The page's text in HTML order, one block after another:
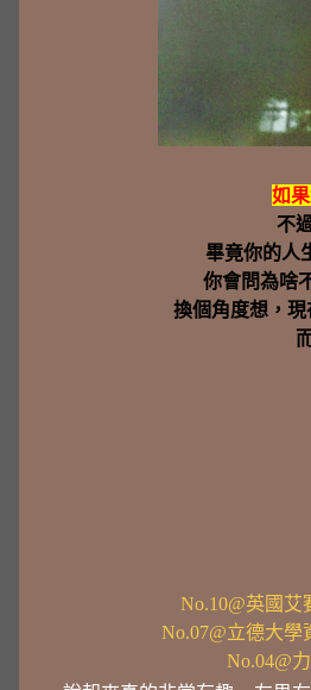
如
不
畢竟你的人
你會問為啥
換個角度想， 現
No.10@英國艾
No.07@立德大學
No.04@